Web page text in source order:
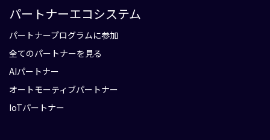
パートナーエコシステム
パートナープログラムに参加
全てのパートナーを見る
AIパートナー
オートモーティブパートナー
IoTパートナー